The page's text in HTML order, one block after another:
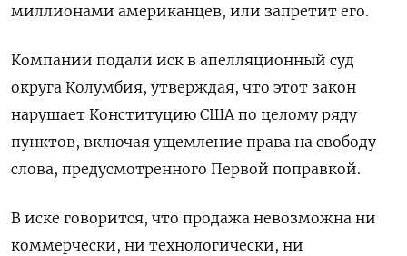
миллионами американцев, или запретит его.
Компании подали иск в апелляционный суд
округа Колумбия, утверждая, что этот закон
нарушает Конституцию США по целому ряду
пунктов, включая ущемление права на свободу
слова, предусмотренного Первой поправкой.
В иске говорится, что продажа невозможна ни
коммерчески, ни технологически, ни